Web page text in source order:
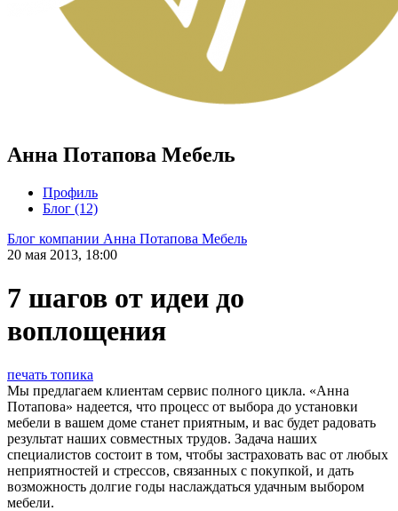
Анна Потапова Мебель
Профиль
Блог (12)
Блог компании Анна Потапова Мебель
20 мая 2013, 18:00
7 шагов от идеи до
воплощения
печать топика
Мы предлагаем клиентам сервис полного цикла. «Анна
Потапова» надеется, что процесс от выбора до установки
мебели в вашем доме станет приятным, и вас будет радовать
результат наших совместных трудов. Задача наших
специалистов состоит в том, чтобы застраховать вас от любых
неприятностей и стрессов, связанных с покупкой, и дать
возможность долгие годы наслаждаться удачным выбором
мебели.